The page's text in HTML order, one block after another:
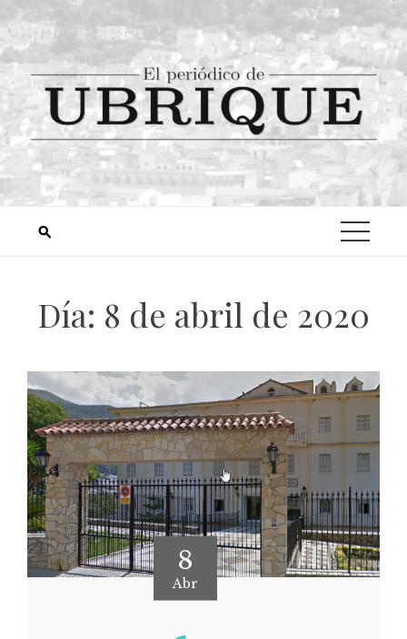
Día: 8 de abril de 2020
8
Abr